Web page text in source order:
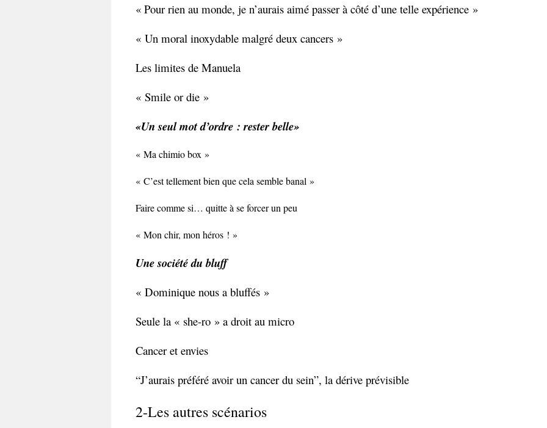
« Pour rien au monde, je n’aurais aimé passer à côté d’une telle expérience »
« Un moral inoxydable malgré deux cancers »
Les limites de Manuela
« Smile or die »
«Un seul mot d’ordre : rester belle»
« Ma chimio box »
« C’est tellement bien que cela semble banal »
Faire comme si… quitte à se forcer un peu
« Mon chir, mon héros ! »
Une société du bluff
« Dominique nous a bluffés »
Seule la « she-ro » a droit au micro
Cancer et envies
“J’aurais préféré avoir un cancer du sein”, la dérive prévisible
2-Les autres scénarios